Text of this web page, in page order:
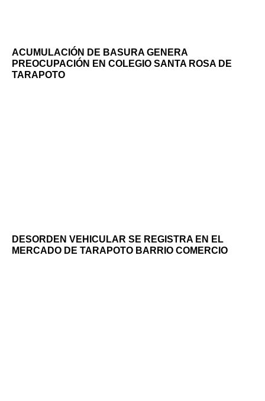
ACUMULACIÓN DE BASURA GENERA
PREOCUPACIÓN EN COLEGIO SANTA ROSA DE
TARAPOTO
DESORDEN VEHICULAR SE REGISTRA EN EL
MERCADO DE TARAPOTO BARRIO COMERCIO